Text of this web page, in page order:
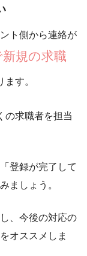
ト側から連絡が
規の求職
ます。
の求職者を担当
登録が完了して
ましょう。
、今後の対応の
をオススメしま